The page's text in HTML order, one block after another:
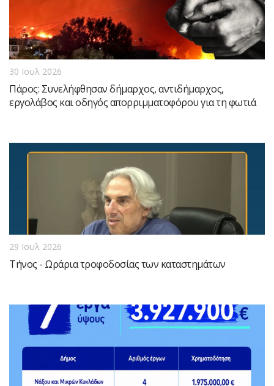
30 Ιουλ 2026
Πάρος: Συνελήφθησαν δήμαρχος, αντιδήμαρχος,
εργολάβος και οδηγός απορριμματοφόρου για τη φωτιά
29 Ιουλ 2026
Τήνος - Ωράρια τροφοδοσίας των καταστημάτων